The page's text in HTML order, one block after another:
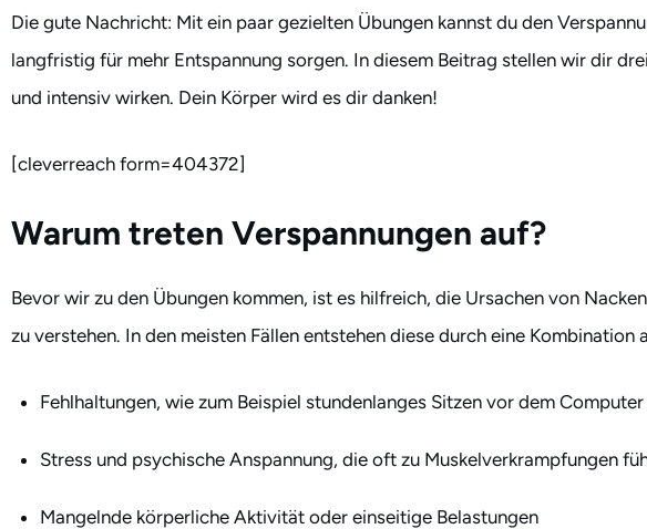
Die gute Nachricht: Mit ein paar gezielten Übungen kannst du den
langfristig für mehr Entspannung sorgen. In diesem Beitrag stellen wir dir
und intensiv wirken. Dein Körper wird es dir danken!
[cleverreach form=404372]
Warum treten Verspannungen auf?
Bevor wir zu den Übungen kommen, ist es hilfreich, die Ursachen von
zu verstehen. In den meisten Fällen entstehen diese durch eine Kombination
Fehlhaltungen, wie zum Beispiel stundenlanges Sitzen vor dem Computer
Stress und psychische Anspannung, die oft zu Muskelverkrampfungen
Mangelnde körperliche Aktivität oder einseitige Belastungen